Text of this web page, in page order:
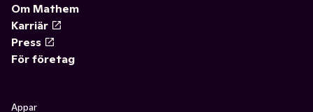
Om Mathem
Karriär
Press
För företag
Appar